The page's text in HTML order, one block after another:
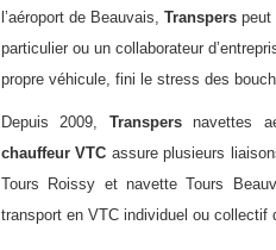
l’aéroport de Beauvais,Transpers peut
particulier ou un collaborateur
propre véhicule, fini le stress des
Depuis 2009, Transpers navettes
chauffeur VTC assure plusieurs
Tours Roissy et navette Tours
transport en VTC individuel ou collectif